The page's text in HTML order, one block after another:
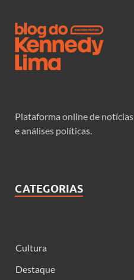
Plataforma online de notícias
e análises políticas.
CATEGORIAS
Cultura
Destaque